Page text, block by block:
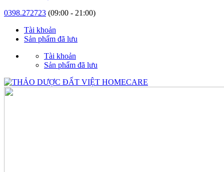
0398.272723 (09:00 - 21:00)
Tài khoản
Sản phẩm đã lưu
Tài khoản
Sản phẩm đã lưu